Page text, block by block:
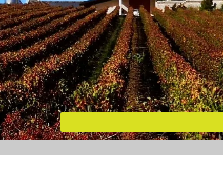
Bevorzugte Aktivitäten